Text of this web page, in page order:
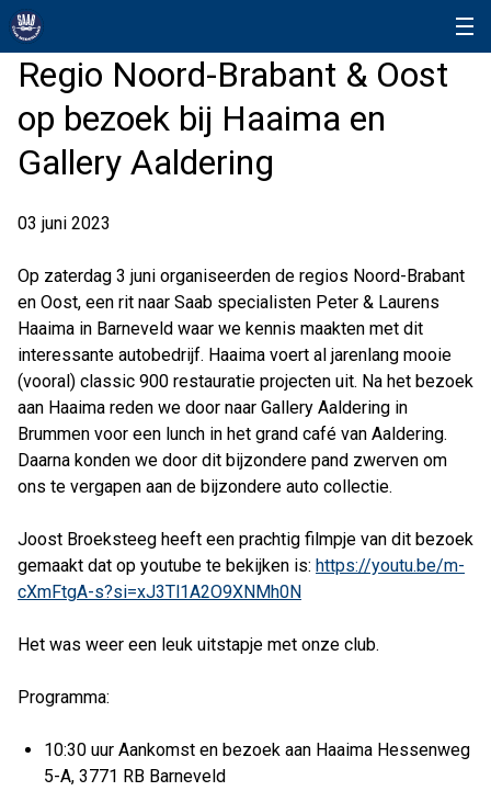
Regio Noord-Brabant & Oost
op bezoek bij Haaima en
Gallery Aaldering
03 juni 2023
Op zaterdag 3 juni organiseerden de regios Noord-Brabant
en Oost, een rit naar Saab specialisten Peter & Laurens
Haaima in Barneveld waar we kennis maakten met dit
interessante autobedrijf. Haaima voert al jarenlang mooie
(vooral) classic 900 restauratie projecten uit. Na het bezoek
aan Haaima reden we door naar Gallery Aaldering in
Brummen voor een lunch in het grand café van Aaldering.
Daarna konden we door dit bijzondere pand zwerven om
ons te vergapen aan de bijzondere auto collectie.
Joost Broeksteeg heeft een prachtig filmpje van dit bezoek
gemaakt dat op youtube te bekijken is: https://youtu.be/m-
cXmFtgA-s?si=xJ3Tl1A2O9XNMh0N
Het was weer een leuk uitstapje met onze club.
Programma:
10:30 uur Aankomst en bezoek aan Haaima Hessenweg
5-A, 3771 RB Barneveld